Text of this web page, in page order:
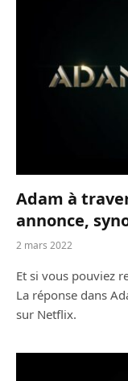
Adam à
annonce,
2 mars 2022
Et si vous pouviez
La réponse dans
sur Netflix.